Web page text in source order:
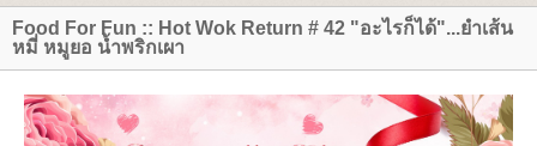
Food For Fun :: Hot Wok Return # 42 "อะไรก็ได้"...ยำเส้น
หมี่ หมูยอ น้ำพริกเผา